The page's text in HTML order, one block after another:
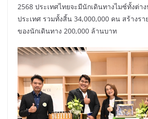
2568 ประเทศไทยจะมีนักเดินทางไมซ์ทั้งต่า
ประเทศ รวมทั้งสิ้น 34,000,000 คน สร้างรา
ของนักเดินทาง 200,000 ล้านบาท